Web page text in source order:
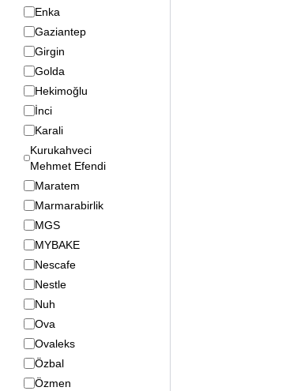
Enka
Gaziantep
Girgin
Golda
Hekimoğlu
İnci
Karali
Kurukahveci
Mehmet Efendi
Maratem
Marmarabirlik
MGS
MYBAKE
Nescafe
Nestle
Nuh
Ova
Ovaleks
Özbal
Özmen